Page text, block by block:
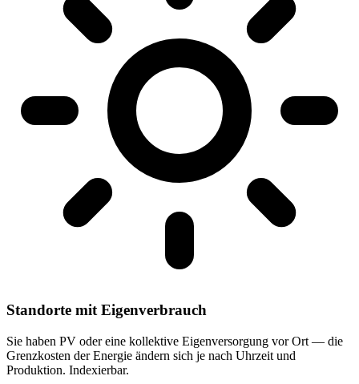
Standorte mit Eigenverbrauch
Sie haben PV oder eine kollektive Eigenversorgung vor Ort — die
Grenzkosten der Energie ändern sich je nach Uhrzeit und
Produktion. Indexierbar.